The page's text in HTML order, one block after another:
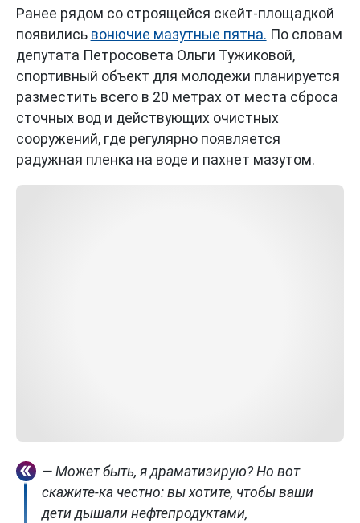
Ранее рядом со строящейся скейт-площадкой
появились вонючие мазутные пятна. По словам
депутата Петросовета Ольги Тужиковой,
спортивный объект для молодежи планируется
разместить всего в 20 метрах от места сброса
сточных вод и действующих очистных
сооружений, где регулярно появляется
радужная пленка на воде и пахнет мазутом.
— Может быть, я драматизирую? Но вот
скажите-ка честно: вы хотите, чтобы ваши
дети дышали нефтепродуктами,